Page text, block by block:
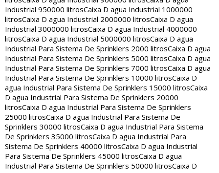
Industrial 950000 litrosCaixa D agua Industrial 1000000
litrosCaixa D agua Industrial 2000000 litrosCaixa D agua
Industrial 3000000 litrosCaixa D agua Industrial 4000000
litrosCaixa D agua Industrial 5000000 litrosCaixa D agua
Industrial Para Sistema De Sprinklers 2000 litrosCaixa D agua
Industrial Para Sistema De Sprinklers 5000 litrosCaixa D agua
Industrial Para Sistema De Sprinklers 7000 litrosCaixa D agua
Industrial Para Sistema De Sprinklers 10000 litrosCaixa D
agua Industrial Para Sistema De Sprinklers 15000 litrosCaixa
D agua Industrial Para Sistema De Sprinklers 20000
litrosCaixa D agua Industrial Para Sistema De Sprinklers
25000 litrosCaixa D agua Industrial Para Sistema De
Sprinklers 30000 litrosCaixa D agua Industrial Para Sistema
De Sprinklers 35000 litrosCaixa D agua Industrial Para
Sistema De Sprinklers 40000 litrosCaixa D agua Industrial
Para Sistema De Sprinklers 45000 litrosCaixa D agua
Industrial Para Sistema De Sprinklers 50000 litrosCaixa D